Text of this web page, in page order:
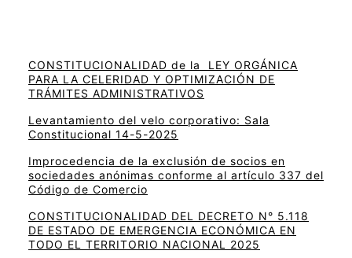
CONSTITUCIONALIDAD de la LEY ORGÁNICA
PARA LA CELERIDAD Y OPTIMIZACIÓN DE
TRÁMITES ADMINISTRATIVOS
Levantamiento del velo corporativo: Sala
Constitucional 14-5-2025
Improcedencia de la exclusión de socios en
sociedades anónimas conforme al artículo 337 del
Código de Comercio
CONSTITUCIONALIDAD DEL DECRETO N° 5.118
DE ESTADO DE EMERGENCIA ECONÓMICA EN
TODO EL TERRITORIO NACIONAL 2025